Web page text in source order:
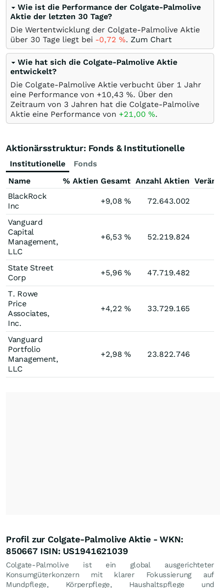
Wie ist die Performance der Colgate-Palmolive
Aktie der letzten 30 Tage?
Die Wertentwicklung der Colgate-Palmolive Aktie
über 30 Tage liegt bei -0,72 %. Zum Chart
Wie hat sich die Colgate-Palmolive Aktie
entwickelt?
Die Colgate-Palmolive Aktie verbucht über 1 Jahr
eine Performance von +10,43 %. Über den
Zeitraum von 3 Jahren hat die Colgate-Palmolive
Aktie eine Performance von +21,00 %.
Aktionärsstruktur: Fonds & Institutionelle
Institutionelle
Fonds
Name
% Aktien Gesamt Anzahl Aktien
BlackRock
Inc
+9,08% 72.643.002
Vanguard
Capital
Management,
LLC
+6,53% 52.219.824
State Street
Corp
+5,96% 47.719.482
T. Rowe
Price
Associates,
Inc.
+4,22% 33.729.165
Vanguard
Portfolio
Management,
LLC
+2,98% 23.822.746
Profil zur Colgate-Palmolive Aktie - WKN:
850667 ISIN: US1941621039
Colgate-Palmolive ist ein global ausgerichteter
Konsumgüterkonzern mit klarer Fokussierung auf
Mundpflege, Körperpflege, Haushaltspflege und